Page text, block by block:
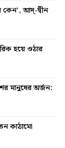
আদ্-দ্বীন
হয়ে ওঠার
মানুষের অর্জন:
কাঠামো